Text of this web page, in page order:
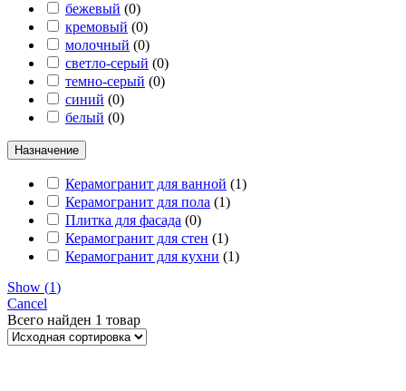
бежевый (0)
кремовый (0)
молочный (0)
светло-серый (0)
темно-серый (0)
синий (0)
белый (0)
Назначение
Керамогранит для ванной (1)
Керамогранит для пола (1)
Плитка для фасада (0)
Керамогранит для стен (1)
Керамогранит для кухни (1)
Show (1)
Cancel
Всего найден 1 товар